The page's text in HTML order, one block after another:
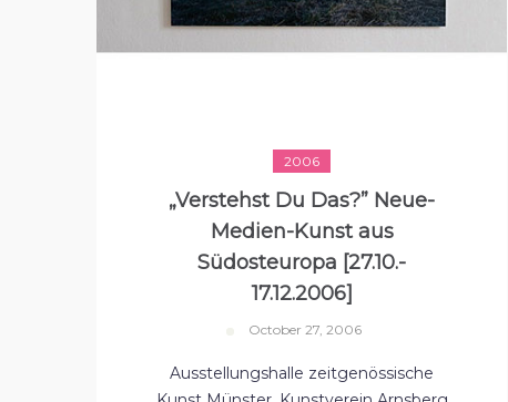
2006
„Verstehst Du Das?” Neue-
Medien-Kunst aus
Südosteuropa [27.10.-
17.12.2006]
October 27, 2006
Ausstellungshalle zeitgenössische